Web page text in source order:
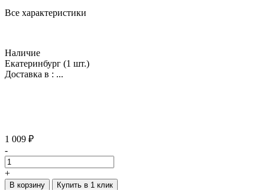
Все характеристики
Наличие
Екатеринбург (1 шт.)
Доставка в : ...
1 009 ₽
-
+
В корзину Купить в 1 клик